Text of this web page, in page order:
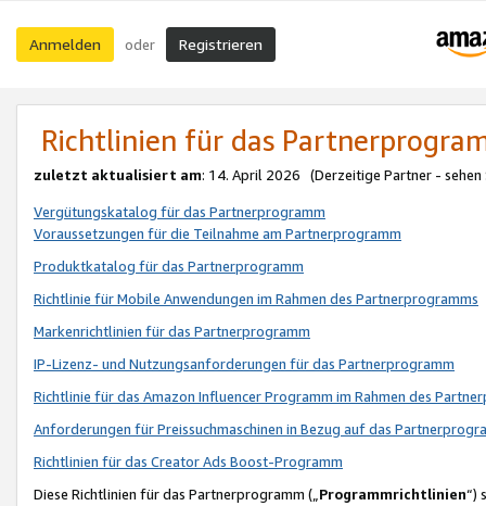
Anmelden oder Registrieren
Richtlinien für das
zuletzt aktualisiert am: 14. April 2026 (Derzeitige Partner - sehen
Vergütungskatalog für das Partnerprogramm
Voraussetzungen für die Teilnahme am Partnerprogramm
Produktkatalog für das Partnerprogramm
Richtlinie für Mobile Anwendungen im Rahmen des Partnerprogramms
Markenrichtlinien für das Partnerprogramm
IP-Lizenz- und Nutzungsanforderungen für das Partnerprogramm
Richtlinie für das Amazon Influencer Programm im Rahmen des
Anforderungen für Preissuchmaschinen in Bezug auf das
Richtlinien für das Creator Ads Boost-Programm
Diese Richtlinien für das Partnerprogramm („Programmrichtlinien“)